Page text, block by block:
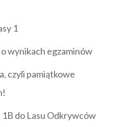
1
wynikach egzaminów
czyli pamiątkowe
do Lasu Odkrywców